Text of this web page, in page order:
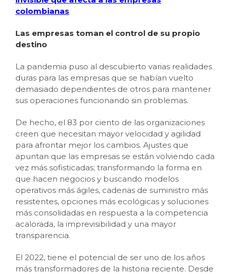
colombianas
Las empresas toman el control de su propio
destino
La pandemia puso al descubierto varias realidades
duras para las empresas que se habían vuelto
demasiado dependientes de otros para mantener
sus operaciones funcionando sin problemas.
De hecho, el 83 por ciento de las organizaciones
creen que necesitan mayor velocidad y agilidad
para afrontar mejor los cambios. Ajustes que
apuntan que las empresas se están volviendo cada
vez más sofisticadas; transformando la forma en
que hacen negocios y buscando modelos
operativos más ágiles, cadenas de suministro más
resistentes, opciones más ecológicas y soluciones
más consolidadas en respuesta a la competencia
acalorada, la imprevisibilidad y una mayor
transparencia.
El 2022, tiene el potencial de ser uno de los años
más transformadores de la historia reciente. Desde